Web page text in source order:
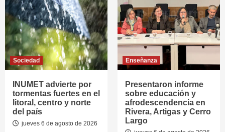
Sociedad
INUMET advierte por
tormentas fuertes en el
litoral, centro y norte
del país
jueves 6 de agosto de 2026
Enseñanza
Presentaron informe
sobre educación y
afrodescendencia en
Rivera, Artigas y Cerro
Largo